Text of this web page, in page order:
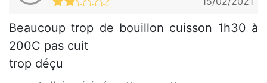
Beaucoup trop de bouillon cuisson 1h30 à
200C pas cuit
trop déçu